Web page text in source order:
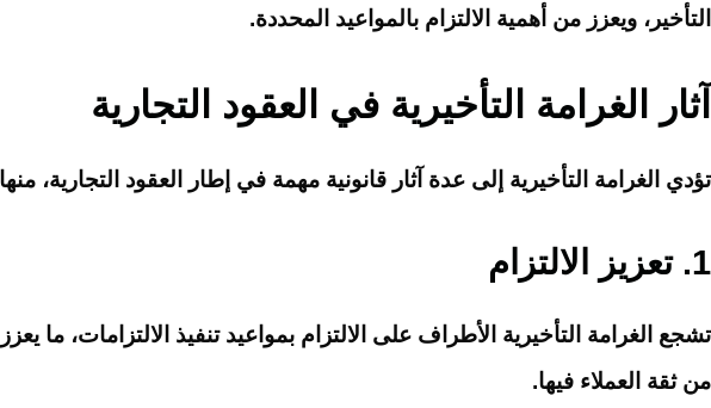
التأخير، ويعزز من أهمية الالتزام بالمواعيد المحددة.
آثار الغرامة التأخيرية في العقود التجارية
تؤدي الغرامة التأخيرية إلى عدة آثار قانونية مهمة في إطار العقود التجارية،
1. تعزيز الالتزام
تشجع الغرامة التأخيرية الأطراف على الالتزام بمواعيد تنفيذ الالتزامات،
من ثقة العملاء فيها.